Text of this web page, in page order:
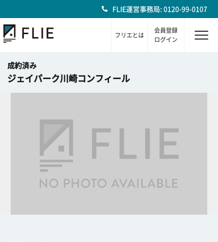
FLIE運営事務局: 0120-99-0107
フリエとは
会員登録
ログイン
成約済み
ジェイパーク川崎コンフィール